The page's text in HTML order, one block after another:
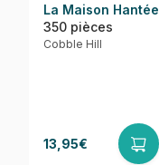
La Maison Hantée
350 pièces
Cobble Hill
13,95€